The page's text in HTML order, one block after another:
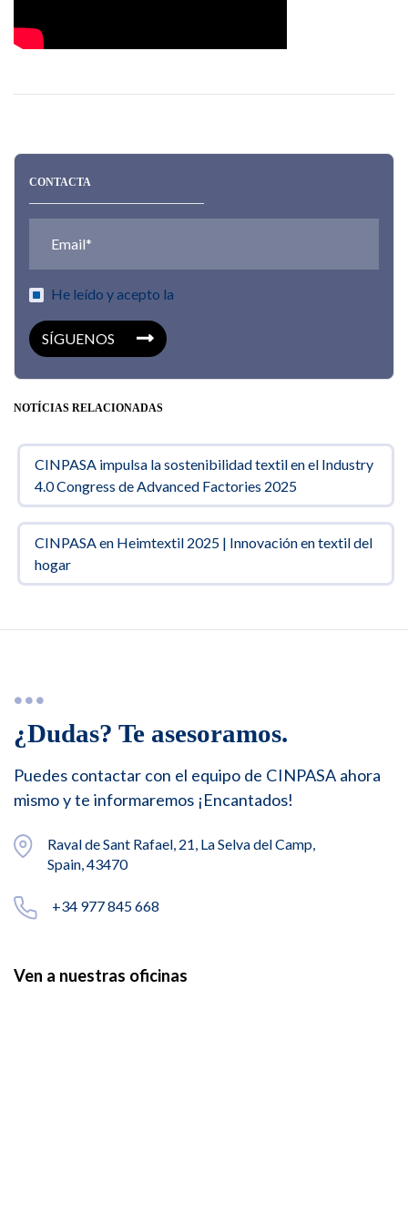
CONTACTA
He leído y acepto la
SÍGUENOS
NOTÍCIAS RELACIONADAS
CINPASA impulsa la sostenibilidad textil en el Industry
4.0 Congress de Advanced Factories 2025
CINPASA en Heimtextil 2025 | Innovación en textil del
hogar
¿Dudas? Te asesoramos.
Puedes contactar con el equipo de CINPASA ahora
mismo y te informaremos ¡Encantados!
Raval de Sant Rafael, 21, La Selva del Camp,
Spain, 43470
+34 977 845 668
Ven a nuestras oficinas